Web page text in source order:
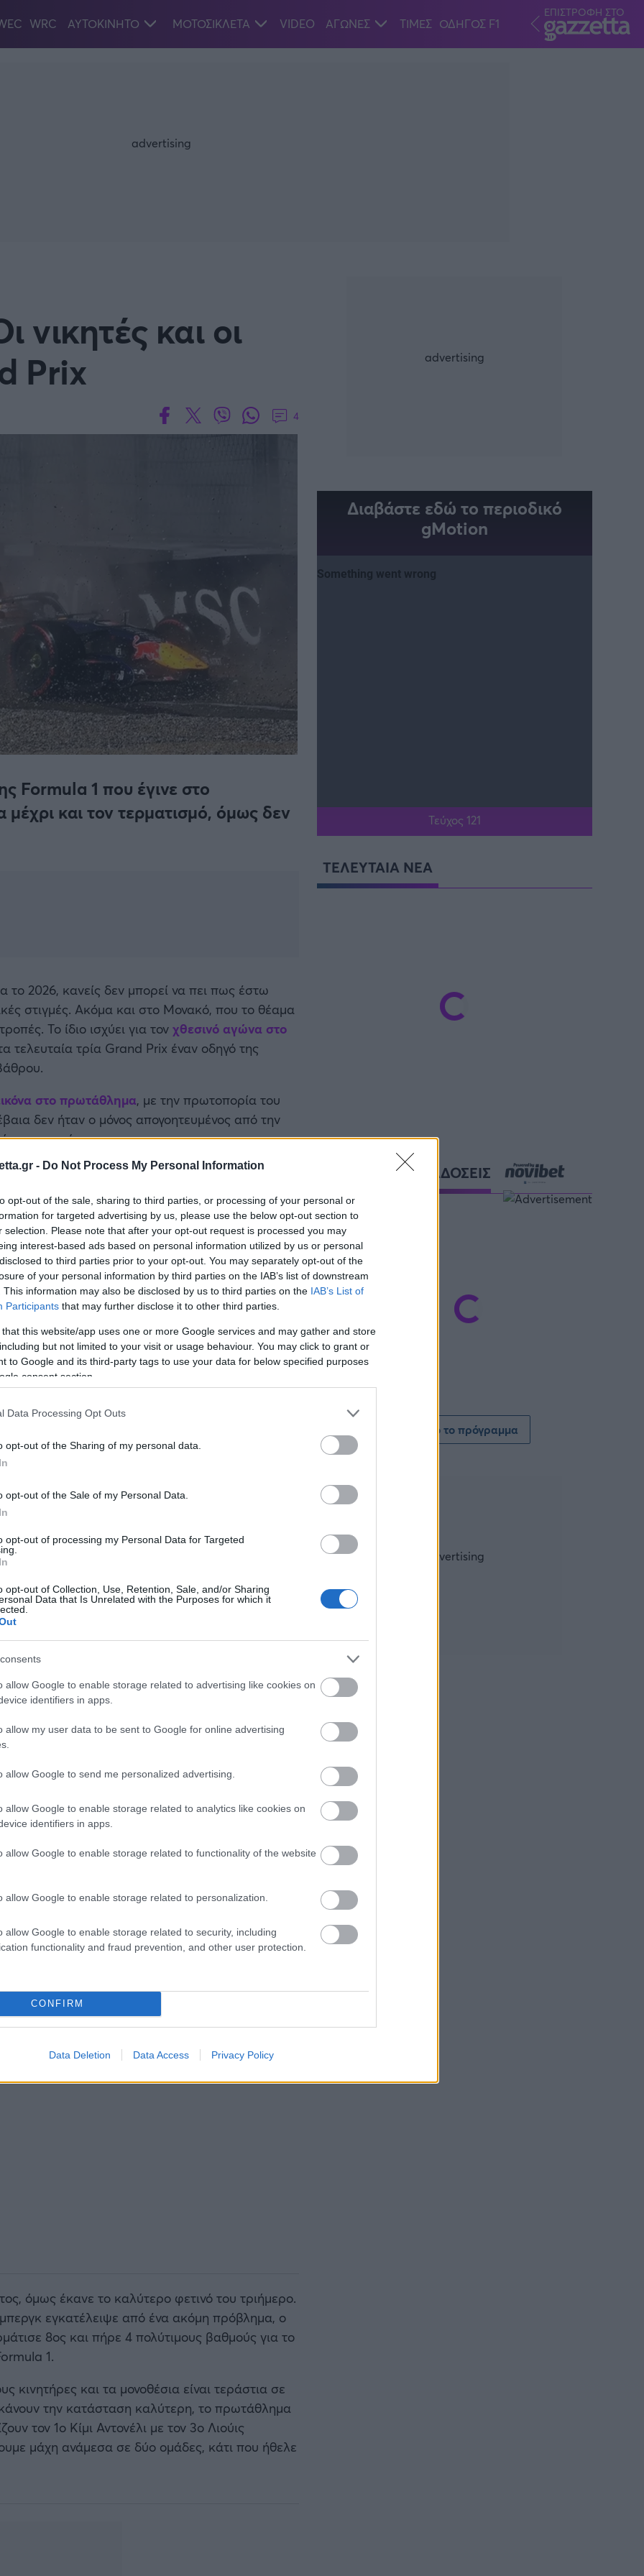
- Do Not Process My Personal Information
opt-out of the sale, sharing to third parties, or processing of your personal or
for targeted advertising by us, please use the below opt-out section to
selection. Please note that after your opt-out request is processed you may
interest-based ads based on personal information utilized by us or personal
to third parties prior to your opt-out. You may separately opt-out of the
of your personal information by third parties on the IAB’s list of downstream
This information may also be disclosed by us to third parties on the IAB’s List of
Participants that may further disclose it to other third parties.
that this website/app uses one or more Google services and may gather and store
but not limited to your visit or usage behaviour. You may click to grant or
to Google and its third-party tags to use your data for below specified purposes
consent section.
Data Processing Opt Outs
opt-out of the Sharing of my personal data.
opt-out of the Sale of my Personal Data.
opt-out of processing my Personal Data for Targeted
opt-out of Collection, Use, Retention, Sale, and/or Sharing
Data that Is Unrelated with the Purposes for which it
allow Google to enable storage related to advertising like cookies on
identifiers in apps.
allow my user data to be sent to Google for online advertising
allow Google to send me personalized advertising.
allow Google to enable storage related to analytics like cookies on
identifiers in apps.
allow Google to enable storage related to functionality of the website
allow Google to enable storage related to personalization.
allow Google to enable storage related to security, including
functionality and fraud prevention, and other user protection.
CONFIRM
Data Deletion Data Access Privacy Policy
WRC ΑΥΤΟΚΙΝΗΤΟ ΜΟΤΟΣΙΚΛΕΤΑ VIDEO ΑΓΩΝΕΣ ΤΙΜΕΣ ΟΔΗΓΟΣ F1
ΕΠΙΣΤΡΟΦΗ ΣΤΟ
νικητές και οι
Prix
4
Formula 1 που έγινε στο
και τον τερματισμό, όμως δεν
το 2026, κανείς δεν μπορεί να πει πως έστω
στιγμές. Ακόμα και στο Μονακό, που το θέαμα
Το ίδιο ισχύει για τον χθεσινό αγώνα στο
τελευταία τρία Grand Prix έναν οδηγό της
στο πρωτάθλημα, με την πρωτοπορία του
δεν ήταν ο μόνος απογοητευμένος από την
χαρούμενοι.
«Pole Position by Allwyn» με την ανάλυση του
ο Μονεγάσκος όχι απλά επέστρεψε στις
H απόδοσή του από τις κατατακτήριες του
πως μπορεί να ανακάμψει μετά από μία πολύ
είναι δεδομένο πως δεν θα κέρδιζε, όμως
του τερματισμού. Και αυτό το έκανε ο
τον teammate του, κακός ρυθμός αγώνα και
βαθμούς για τον Βρετανό, ο οποίος δίχως
στη μάχη του τίτλου. Τέτοιοι αγώνες
πως αν δεν βελτιωθεί άμεσα, τα πράγματα θα
όμως έκανε το καλύτερο φετινό του τριήμερο.
εγκατέλειψε από ένα ακόμη πρόβλημα, ο
8ος και πήρε 4 πολύτιμους βαθμούς για το
1.
κινητήρες και τα μονοθέσια είναι τεράστια σε
την κατάσταση καλύτερη, το πρωτάθλημα
τον 1ο Κίμι Αντονέλι με τον 3ο Λιούις
μάχη ανάμεσα σε δύο ομάδες, κάτι που ήθελε
Διαβάστε εδώ το περιοδικό
gMotion
Τεύχος 121
ΤΕΛΕΥΤΑΙΑ ΝΕΑ
ΑΘΛΗΤΙΚΕΣ ΜΕΤΑΔΟΣΕΙΣ
Δείτε όλο το πρόγραμμα